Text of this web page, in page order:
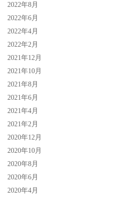
2022年8月
2022年6月
2022年4月
2022年2月
2021年12月
2021年10月
2021年8月
2021年6月
2021年4月
2021年2月
2020年12月
2020年10月
2020年8月
2020年6月
2020年4月